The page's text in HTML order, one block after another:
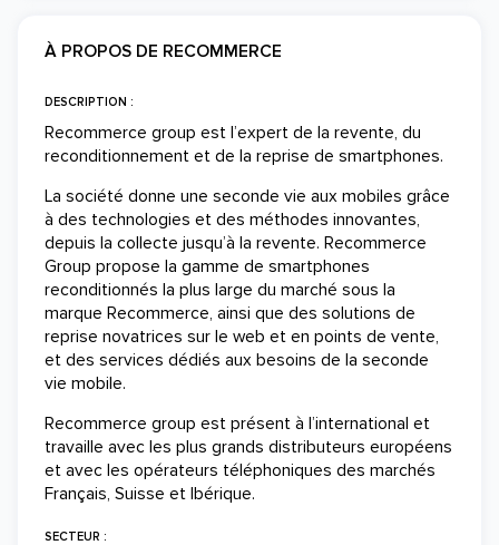
À PROPOS DE RECOMMERCE
DESCRIPTION :
Recommerce group est l’expert de la revente, du
reconditionnement et de la reprise de smartphones.
La société donne une seconde vie aux mobiles grâce
à des technologies et des méthodes innovantes,
depuis la collecte jusqu’à la revente. Recommerce
Group propose la gamme de smartphones
reconditionnés la plus large du marché sous la
marque Recommerce, ainsi que des solutions de
reprise novatrices sur le web et en points de vente,
et des services dédiés aux besoins de la seconde
vie mobile.
Recommerce group est présent à l’international et
travaille avec les plus grands distributeurs européens
et avec les opérateurs téléphoniques des marchés
Français, Suisse et Ibérique.
SECTEUR :